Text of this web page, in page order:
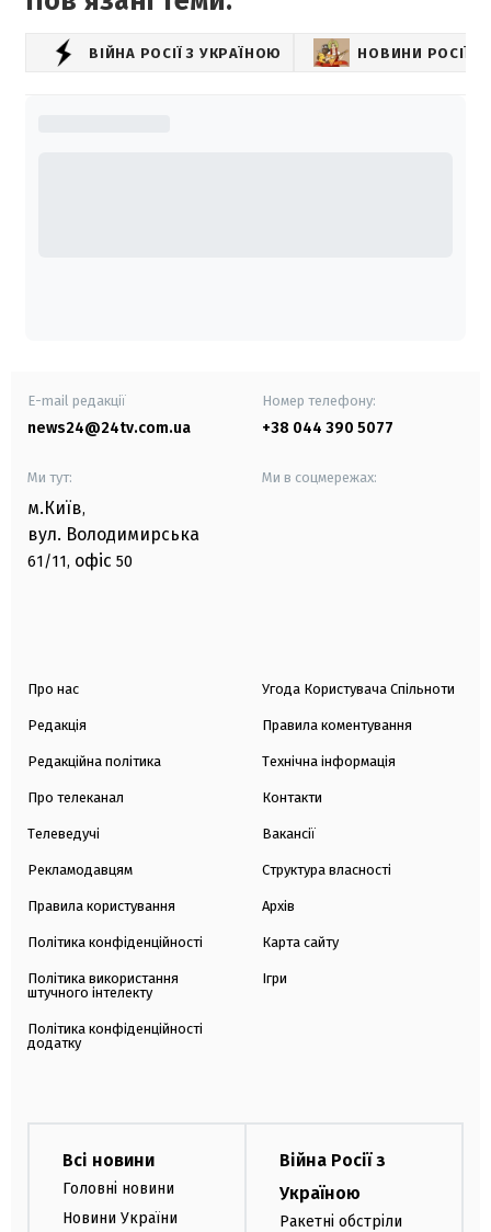
ВІЙНА РОСІЇ З УКРАЇНОЮ НОВИНИ РОСІЇ
E-mail редакції
news24@24tv.com.ua
Номер телефону:
+38 044 390 5077
Ми тут:
м.Київ,
вул. Володимирська
61/11, офіс 50
Ми в соцмережах:
Про нас
Редакція
Редакційна політика
Про телеканал
Телеведучі
Рекламодавцям
Правила користування
Політика конфіденційності
Політика використання
штучного інтелекту
Політика конфіденційності
додатку
Угода Користувача Спільноти
Правила коментування
Технічна інформація
Контакти
Вакансії
Структура власності
Архів
Карта сайту
Ігри
Всі новини
Головні новини
Новини України
Війна Росії з
Україною
Ракетні обстріли